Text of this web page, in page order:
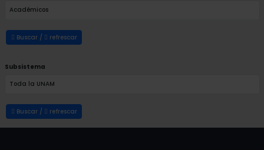
Buscar / refrescar
Subsistema
Buscar / refrescar